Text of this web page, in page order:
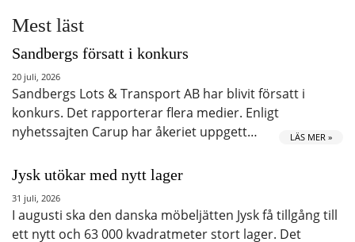
Mest läst
Sandbergs försatt i konkurs
20 juli, 2026
Sandbergs Lots & Transport AB har blivit försatt i
konkurs. Det rapporterar flera medier. Enligt
nyhetssajten Carup har åkeriet uppgett…
LÄS MER »
Jysk utökar med nytt lager
31 juli, 2026
I augusti ska den danska möbeljätten Jysk få tillgång till
ett nytt och 63 000 kvadratmeter stort lager. Det